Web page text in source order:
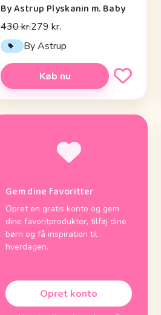
By Astrup Plyskanin m. Baby
430 kr.279 kr.
By Astrup
Køb nu
Gem dine favoritter
Opret en gratis konto og gem
dine favoritprodukter, tilføj dine
børn og få inspiration til
hverdagen.
Opret konto